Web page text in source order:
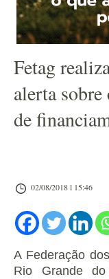
Fetag
alerta
de
02/08/2018 l 15:46
A Federação
Rio Grande